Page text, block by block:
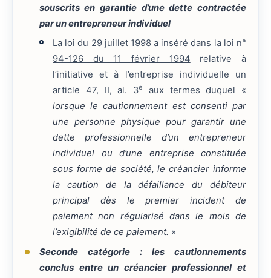
souscrits en garantie d’une dette contractée
par un entrepreneur individuel
La loi du 29 juillet 1998 a inséré dans la loi n°
94-126 du 11 février 1994 relative à
l’initiative et à l’entreprise individuelle un
article 47, II, al. 3e
aux termes duquel «
lorsque le cautionnement est consenti par
une personne physique pour garantir une
dette professionnelle d’un entrepreneur
individuel ou d’une entreprise constituée
sous forme de société, le créancier informe
la caution de la défaillance du débiteur
principal dès le premier incident de
paiement non régularisé dans le mois de
l’exigibilité de ce paiement. »
Seconde catégorie : les cautionnements
conclus entre un créancier professionnel et